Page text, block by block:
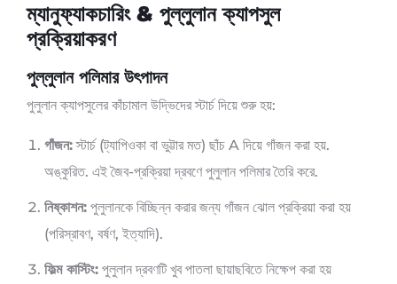
ম্যানুফ্যাকচারিং & পুল্লুলান ক্যাপসুল
প্রক্রিয়াকরণ
পুল্লুলান পলিমার উৎপাদন
পুলুলান ক্যাপসুলের কাঁচামাল উদ্ভিদের স্টার্চ দিয়ে শুরু হয়:
গাঁজন:স্টার্চ (ট্যাপিওকা বা ভুট্টার মত) ছাঁচ A দিয়ে গাঁজন করা হয়.
অঙ্কুরিত. এই জৈব-প্রক্রিয়া দ্রবণে পুলুলান পলিমার তৈরি করে.
নিষ্কাশন: পুলুলানকে বিচ্ছিন্ন করার জন্য গাঁজন ঝোল প্রক্রিয়া করা হয়
(পরিস্রাবণ, বর্ষণ, ইত্যাদি).
ফিল্ম কাস্টিং: পুলুলান দ্রবণটি খুব পাতলা ছায়াছবিতে নিক্ষেপ করা হয়